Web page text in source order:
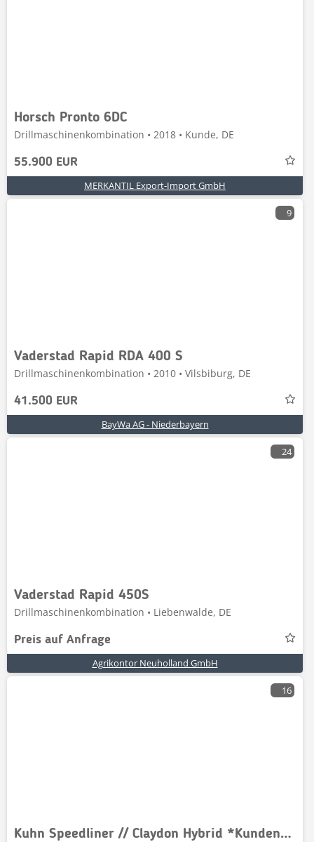
Horsch Pronto 6DC
Drillmaschinenkombination • 2018 • Kunde, DE
55.900 EUR
MERKANTIL Export-Import GmbH
9
Vaderstad Rapid RDA 400 S
Drillmaschinenkombination • 2010 • Vilsbiburg, DE
41.500 EUR
BayWa AG - Niederbayern
24
Vaderstad Rapid 450S
Drillmaschinenkombination • Liebenwalde, DE
Preis auf Anfrage
Agrikontor Neuholland GmbH
16
Kuhn Speedliner // Claydon Hybrid *Kundenauftrag*